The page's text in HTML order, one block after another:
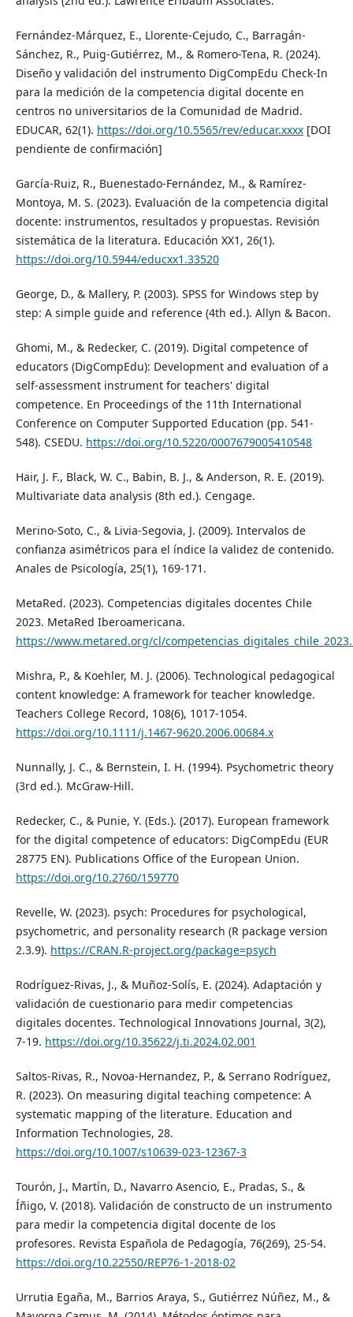
Fernández-Márquez, E., Llorente-Cejudo, C., Barragán-
Sánchez, R., Puig-Gutiérrez, M., & Romero-Tena, R. (2024).
Diseño y validación del instrumento DigCompEdu Check-In
para la medición de la competencia digital docente en
centros no universitarios de la Comunidad de Madrid.
EDUCAR, 62(1). https://doi.org/10.5565/rev/educar.xxxx[DOI
pendiente de confirmación]
García-Ruiz, R., Buenestado-Fernández, M., & Ramírez-
Montoya, M. S. (2023). Evaluación de la competencia digital
docente: instrumentos, resultados y propuestas. Revisión
sistemática de la literatura. Educación XX1, 26(1).
https://doi.org/10.5944/educxx1.33520
George, D., & Mallery, P. (2003). SPSS for Windows step by
step: A simple guide and reference (4th ed.). Allyn & Bacon.
Ghomi, M., & Redecker, C. (2019). Digital competence of
educators (DigCompEdu): Development and evaluation of a
self-assessment instrument for teachers' digital
competence. En Proceedings of the 11th International
Conference on Computer Supported Education (pp. 541-
548). CSEDU. https://doi.org/10.5220/0007679005410548
Hair, J. F., Black, W. C., Babin, B. J., & Anderson, R. E. (2019).
Multivariate data analysis (8th ed.). Cengage.
Merino-Soto, C., & Livia-Segovia, J. (2009). Intervalos de
confianza asimétricos para el índice la validez de contenido.
Anales de Psicología, 25(1), 169-171.
MetaRed. (2023). Competencias digitales docentes Chile
2023. MetaRed Iberoamericana.
https://www.metared.org/cl/
Mishra, P., & Koehler, M. J. (2006). Technological pedagogical
content knowledge: A framework for teacher knowledge.
Teachers College Record, 108(6), 1017-1054.
https://doi.org/10.1111/j.1467-9620.2006.00684.x
Nunnally, J. C., & Bernstein, I. H. (1994). Psychometric theory
(3rd ed.). McGraw-Hill.
Redecker, C., & Punie, Y. (Eds.). (2017). European framework
for the digital competence of educators: DigCompEdu (EUR
28775 EN). Publications Office of the European Union.
https://doi.org/10.2760/159770
Revelle, W. (2023). psych: Procedures for psychological,
psychometric, and personality research (R package version
2.3.9). https://CRAN.R-project.org/package=psych
Rodríguez-Rivas, J., & Muñoz-Solís, E. (2024). Adaptación y
validación de cuestionario para medir competencias
digitales docentes. Technological Innovations Journal, 3(2),
7-19. https://doi.org/10.35622/j.ti.2024.02.001
Saltos-Rivas, R., Novoa-Hernandez, P., & Serrano Rodríguez,
R. (2023). On measuring digital teaching competence: A
systematic mapping of the literature. Education and
Information Technologies, 28.
https://doi.org/10.1007/s10639-023-12367-3
Tourón, J., Martín, D., Navarro Asencio, E., Pradas, S., &
Íñigo, V. (2018). Validación de constructo de un instrumento
para medir la competencia digital docente de los
profesores. Revista Española de Pedagogía, 76(269), 25-54.
https://doi.org/10.22550/REP76-1-2018-02
Urrutia Egaña, M., Barrios Araya, S., Gutiérrez Núñez, M., &